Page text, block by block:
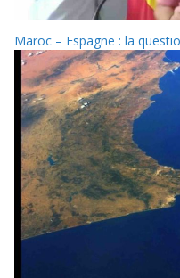
Maroc – Espagne : la